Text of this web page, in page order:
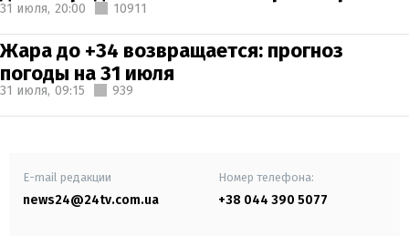
31 июля, 20:00 10911
Жара до +34 возвращается: прогноз
погоды на 31 июля
31 июля, 09:15 939
E-mail редакции
news24@24tv.com.ua
Номер телефона:
+38 044 390 5077